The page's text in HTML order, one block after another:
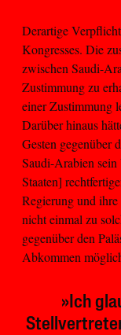
Derartige
Kongresses. Die
zwischen Saudi-
Zustimmung zu
einer Zustimmung
Darüber hinaus
Gesten gegenüber
Saudi-Arabien sein
Staaten]
Regierung und ihre
nicht einmal zu
gegenüber den
Abkommen
»Ich